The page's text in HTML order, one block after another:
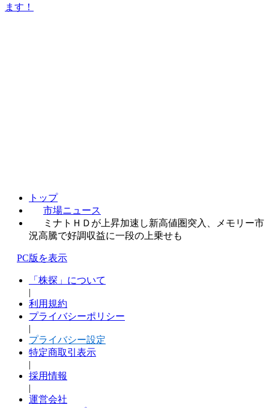
ます！
トップ
市場ニュース
ミナトＨＤが上昇加速し新高値圏突入、メモリー市
況高騰で好調収益に一段の上乗せも
PC版を表示
「株探」について
|
利用規約
プライバシーポリシー
|
プライバシー設定
特定商取引表示
|
採用情報
|
運営会社